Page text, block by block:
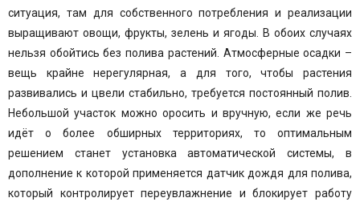
ситуация, там для собственного потребления и реализации
выращивают овощи, фрукты, зелень и ягоды. В обоих случаях
нельзя обойтись без полива растений. Атмосферные осадки –
вещь крайне нерегулярная, а для того, чтобы растения
развивались и цвели стабильно, требуется постоянный полив.
Небольшой участок можно оросить и вручную, если же речь
идёт о более обширных территориях, то оптимальным
решением станет установка автоматической системы, в
дополнение к которой применяется датчик дождя для полива,
который контролирует переувлажнение и блокирует работу